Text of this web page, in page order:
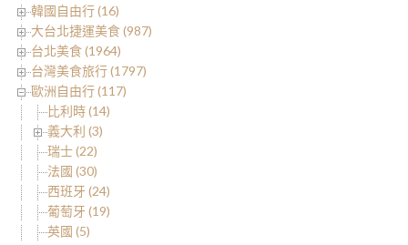
韓國自由行 (16)
大台北捷運美食 (987)
台北美食 (1964)
台灣美食旅行 (1797)
歐洲自由行 (117)
比利時 (14)
義大利 (3)
瑞士 (22)
法國 (30)
西班牙 (24)
葡萄牙 (19)
英國 (5)